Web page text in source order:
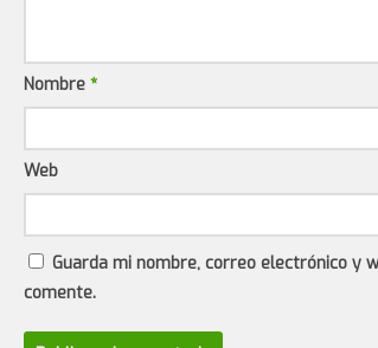
Nombre *
Web
Guarda mi nombre, correo electrónico y
comente.